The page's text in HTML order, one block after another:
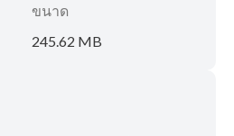
ขนาด
245.62 MB